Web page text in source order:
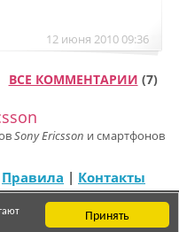
Принять
12 июня 2010 09:36
ВСЕ КОММЕНТАРИИ (7)
Sony Ericsson и смартфонов
Правила | Контакты